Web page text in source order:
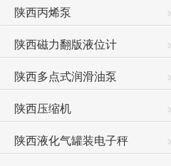
陕西丙烯泵
陕西磁力翻版液位计
陕西多点式润滑油泵
陕西压缩机
陕西液化气罐装电子秤